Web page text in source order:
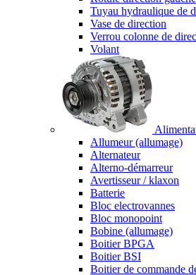
Tuyau hydraulique de
Vase de direction
Verrou colonne de
Volant
Allumeur (allumage)
Alternateur
Alterno-démarreur
Avertisseur / klaxon
Batterie
Bloc electrovannes
Bloc monopoint
Bobine (allumage)
Boitier BPGA
Boitier BSI
Boitier de commande